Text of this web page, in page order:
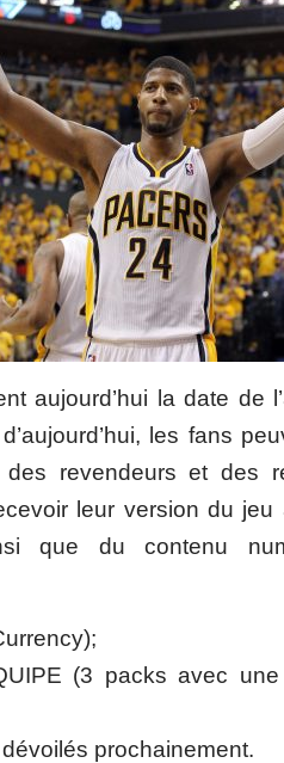
aujourd’hui la date de
les fans
revendeurs et des
leur version du
que du contenu
(3 packs avec
prochainement.